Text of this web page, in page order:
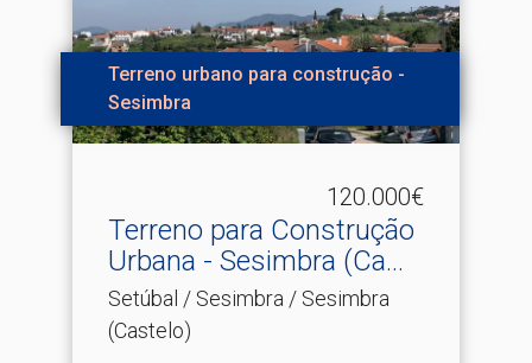
Terreno urbano para construção -
Sesimbra
120.000€
Terreno para Construção
Urbana - Sesimbra (Ca.​..
Setúbal / Sesimbra / Sesimbra
(Castelo)